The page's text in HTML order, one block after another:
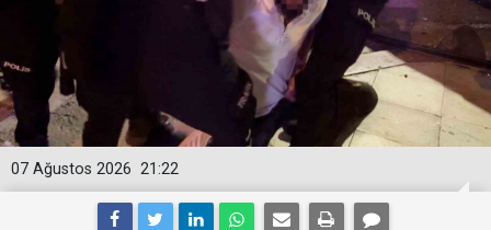
21:22
07 Ağustos 2026